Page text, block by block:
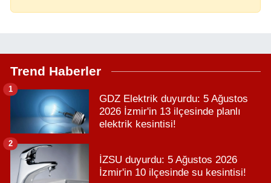
Trend Haberler
GDZ Elektrik duyurdu: 5 Ağustos
2026 İzmir'in 13 ilçesinde planlı
elektrik kesintisi!
1
İZSU duyurdu: 5 Ağustos 2026
İzmir'in 10 ilçesinde su kesintisi!
2